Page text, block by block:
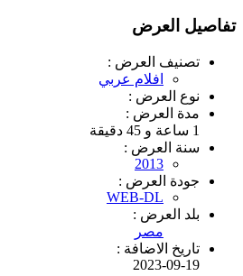
تفاصيل العرض
تصنيف العرض :
افلام عربي
نوع العرض :
مدة العرض :
1 ساعة و 45 دقيقة
سنة العرض :
2013
جودة العرض :
WEB-DL
بلد العرض :
مصر
تاريخ الاضافة :
2023-09-19